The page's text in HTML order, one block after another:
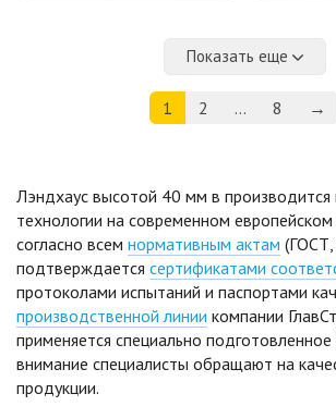
Показать еще
1 2 ... 8 →
Лэндхаус высотой 40 мм в производится
технологии на современном
согласно всем нормативным актам (ГОСТ,
подтверждается сертификатами
протоколами испытаний и паспортами
производственной линии компании
применяется специально
внимание специалисты обращают на
продукции.